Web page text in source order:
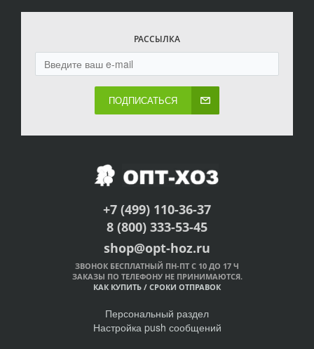
РАССЫЛКА
ПОДПИСАТЬСЯ
+7 (499) 110-36-37
8 (800) 333-53-45
shop@opt-hoz.ru
ЗВОНОК БЕСПЛАТНЫЙ ПН-ПТ С 10 ДО 17 Ч
ЗАКАЗЫ ПО ТЕЛЕФОНУ НЕ ПРИНИМАЮТСЯ.
КАК КУПИТЬ / СРОКИ ОТПРАВОК
Персональный раздел
Настройка push сообщений